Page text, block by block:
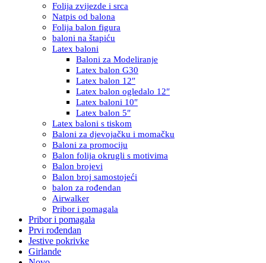
Folija zvijezde i srca
Natpis od balona
Folija balon figura
baloni na štapiću
Latex baloni
Baloni za Modeliranje
Latex balon G30
Latex balon 12″
Latex balon ogledalo 12″
Latex baloni 10″
Latex balon 5″
Latex baloni s tiskom
Baloni za djevojačku i momačku
Baloni za promociju
Balon folija okrugli s motivima
Balon brojevi
Balon broj samostojeći
balon za rođendan
Airwalker
Pribor i pomagala
Pribor i pomagala
Prvi rođendan
Jestive pokrivke
Girlande